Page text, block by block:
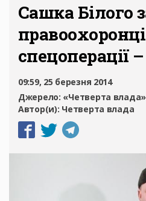
Сашка Білого
спецоперації
09:59, 25 березня 2014
Джерело: «Четверта влада»
Автор(и): Четверта влада